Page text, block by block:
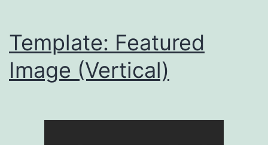
Template: Featured
Image (Vertical)